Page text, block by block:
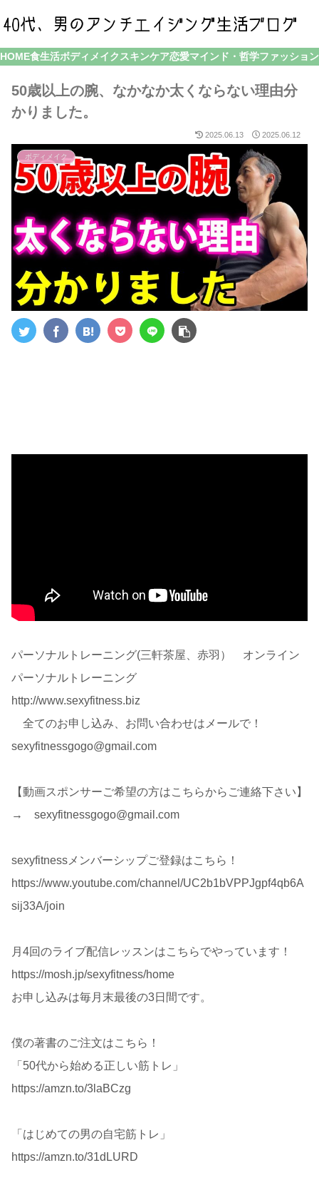
HOME食生活ボディメイク スキンケア恋愛マインド・哲学ファッション
50歳以上の腕、なかなか太くならない理由分
かりました。
2025.06.13 2025.06.12
ボディメイク
パーソナルトレーニング(三軒茶屋、赤羽） オンライン
パーソナルトレーニング
http://www.sexyfitness.biz
全てのお申し込み、お問い合わせはメールで！
sexyfitnessgogo@gmail.com
【動画スポンサーご希望の方はこちらからご連絡下さい】
→ sexyfitnessgogo@gmail.com
sexyfitnessメンバーシップご登録はこちら！
https://www.youtube.com/channel/UC2b1bVPPJgpf4qb6A
sij33A/join
月4回のライブ配信レッスンはこちらでやっています！
https://mosh.jp/sexyfitness/home
お申し込みは毎月末最後の3日間です。
僕の著書のご注文はこちら！
「50代から始める正しい筋トレ」
https://amzn.to/3laBCzg
「はじめての男の自宅筋トレ」
https://amzn.to/31dLURD